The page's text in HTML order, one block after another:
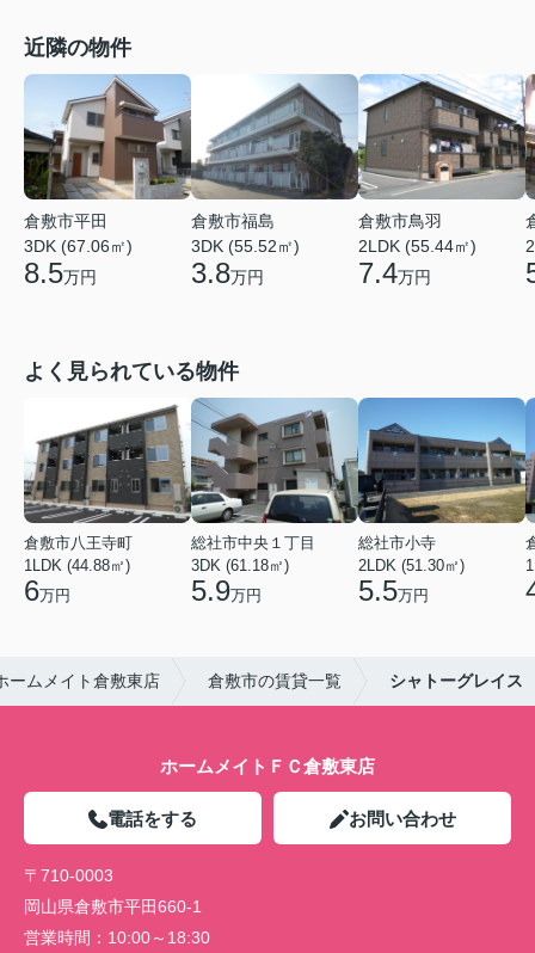
近隣の物件
倉敷市平田
3DK (67.06㎡)
8.5万円
倉敷市福島
3DK (55.52㎡)
3.8万円
倉敷市鳥羽
2LDK (55.44㎡)
7.4万円
よく見られている物件
倉敷市八王寺町
1LDK (44.88㎡)
6万円
総社市中央１丁目
3DK (61.18㎡)
5.9万円
総社市小寺
2LDK (51.30㎡)
5.5万円
ームメイト倉敷東店 倉敷市の賃貸一覧 シャトーグレイス
ホームメイトＦＣ倉敷東店
電話をする お問い合わせ
〒710-0003
岡山県倉敷市平田660-1
営業時間： 10:00～18:30